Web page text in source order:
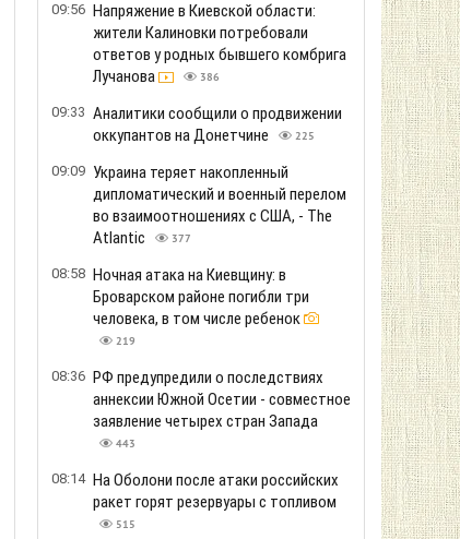
09:56 Напряжение в Киевской области:
жители Калиновки потребовали
ответов у родных бывшего комбрига
Лучанова
386
09:33 Аналитики сообщили о продвижении
оккупантов на Донетчине
225
09:09 Украина теряет накопленный
дипломатический и военный перелом
во взаимоотношениях с США, - The
Atlantic
377
08:58 Ночная атака на Киевщину: в
Броварском районе погибли три
человека, в том числе ребенок
219
08:36 РФ предупредили о последствиях
аннексии Южной Осетии - совместное
заявление четырех стран Запада
443
08:14 На Оболони после атаки российских
ракет горят резервуары с топливом
515